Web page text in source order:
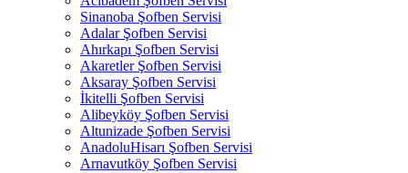
Sinanoba Şofben Servisi
Adalar Şofben Servisi
Ahırkapı Şofben Servisi
Akaretler Şofben Servisi
Aksaray Şofben Servisi
İkitelli Şofben Servisi
Alibeyköy Şofben Servisi
Altunizade Şofben Servisi
AnadoluHisarı Şofben Servisi
Arnavutköy Şofben Servisi